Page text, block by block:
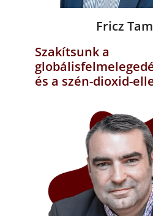
Fricz
Szakítsunk a
és a szén-dioxid-